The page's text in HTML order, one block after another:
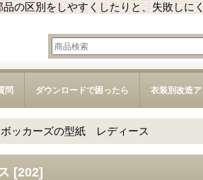
の区別をしやすくしたりと、失敗しに
問 ダウンロードで困ったら 衣装別改造
ッカーズの型紙 レディース
[202]